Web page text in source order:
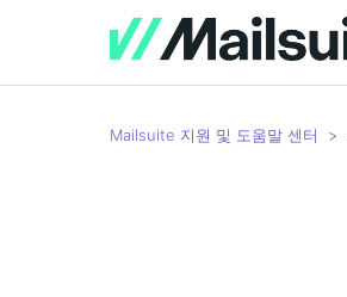
Mailsuite 지원 및 도움말 센터